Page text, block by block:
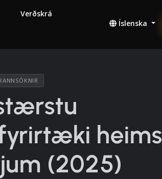
Verðskrá
Íslenska
heims
(2025)